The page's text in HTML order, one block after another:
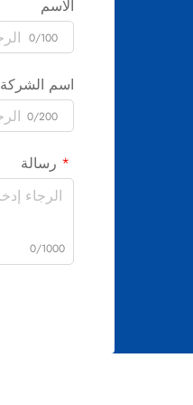
الاسم
0/100
اسم الشركة
0/200
رسالة
0/1000